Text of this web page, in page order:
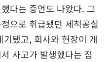
다는 증언도 나왔다. 그
으로 취급됐던 세척공실
됐고, 회사와 현장이 개
사고가 발생했다는 점